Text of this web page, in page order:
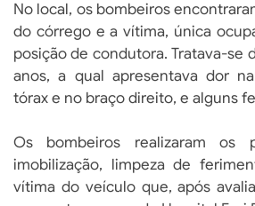
No local, os bombeiros
do córrego e a vítima, única
posição de condutora. Tratava-se
anos, a qual apresentava dor
tórax e no braço direito, e alguns
Os bombeiros realizaram os
imobilização, limpeza de
vítima do veículo que, após